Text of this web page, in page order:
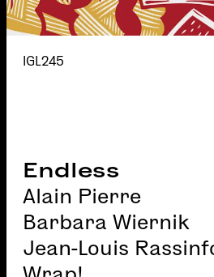
IGL245
Endless
Alain Pierre
Barbara Wiernik
Jean-Louis